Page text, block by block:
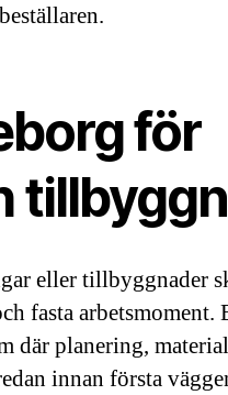
för
eller tillbyggnader
fasta arbetsmoment.
där planering,
innan första